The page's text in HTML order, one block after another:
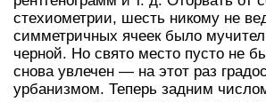
стехиометрии, шесть никому не
симметричных ячеек было
черной. Но свято место пусто не
снова увлечен — на этот раз
урбанизмом. Теперь задним